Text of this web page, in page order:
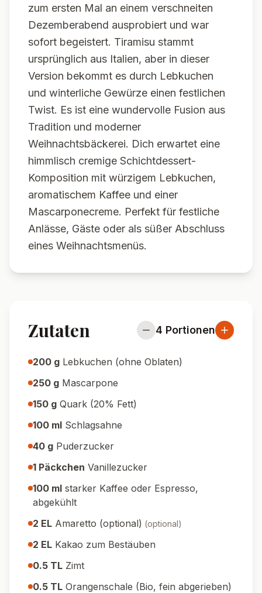
zum ersten Mal an einem verschneiten
Dezemberabend ausprobiert und war
sofort begeistert. Tiramisu stammt
ursprünglich aus Italien, aber in dieser
Version bekommt es durch Lebkuchen
und winterliche Gewürze einen festlichen
Twist. Es ist eine wundervolle Fusion aus
Tradition und moderner
Weihnachtsbäckerei. Dich erwartet eine
himmlisch cremige Schichtdessert-
Komposition mit würzigem Lebkuchen,
aromatischem Kaffee und einer
Mascarponecreme. Perfekt für festliche
Anlässe, Gäste oder als süßer Abschluss
eines Weihnachtsmenüs.
Zutaten 4 Portionen
200 g Lebkuchen (ohne Oblaten)
250 g Mascarpone
150 g Quark (20% Fett)
100 ml Schlagsahne
40 g Puderzucker
1 Päckchen Vanillezucker
100 ml starker Kaffee oder Espresso,
abgekühlt
2 EL Amaretto (optional) (optional)
2 EL Kakao zum Bestäuben
0.5 TL Zimt
0.5 TL Orangenschale (Bio, fein abgerieben)